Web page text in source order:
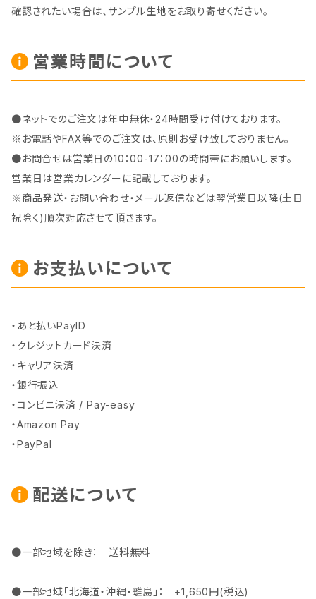
確認されたい場合は、サンプル生地をお取り寄せください。
営業時間について
●ネットでのご注文は年中無休・24時間受け付けております。
※お電話やFAX等でのご注文は、原則お受け致しておりません。
●お問合せは営業日の10：00-17：00の時間帯にお願いします。
営業日は営業カレンダーに記載しております。
※商品発送・お問い合わせ・メール返信などは翌営業日以降(土日
祝除く)順次対応させて頂きます。
お支払いについて
・あと払いPayID
・クレジットカード決済
・キャリア決済
・銀行振込
・コンビニ決済 / Pay-easy
・Amazon Pay
・PayPal
配送について
●一部地域を除き： 送料無料
●一部地域「北海道・沖縄・離島」： +1,650円(税込)